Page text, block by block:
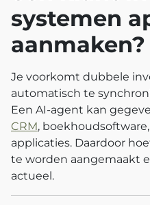
systemen
aanmaken?
Je voorkomt dubbele
automatisch te
Een AI-agent kan
CRM,
applicaties. Daardoor
te worden aangemaakt
actueel.